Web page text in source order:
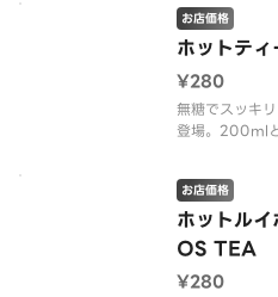
※アレルゲン情
ウェブサイト
アイスルイボス
ホットテ
お店価格
¥280
無糖でスッキ
登場。200ml
※アレルゲン情
ウェブサイト
ホットティー
ホットル
OS TEA
お店価格
¥280